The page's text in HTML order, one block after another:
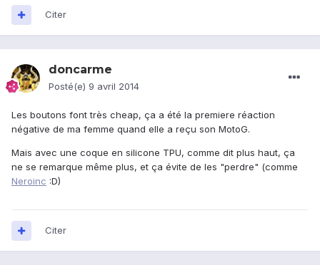
Citer
doncarme
Posté(e) 9 avril 2014
Les boutons font très cheap, ça a été la premiere réaction
négative de ma femme quand elle a reçu son MotoG.
Mais avec une coque en silicone TPU, comme dit plus haut, ça
ne se remarque même plus, et ça évite de les "perdre" (comme
Neroinc :D)
Citer